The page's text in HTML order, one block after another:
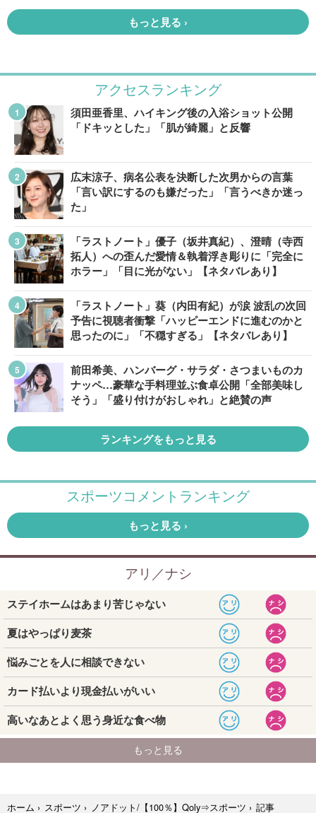
アクセスランキング
須田亜香里、ハイキング後の入浴ショット公開
「ドキッとした」「肌が綺麗」と反響
広末涼子、病名公表を決断した次男からの言葉
「言い訳にするのも嫌だった」「言うべきか迷っ
た」
「ラストノート」優子（坂井真紀）、澄晴（寺西
拓人）への歪んだ愛情＆執着浮き彫りに「完全に
ホラー」「目に光がない」【ネタバレあり】
「ラストノート」葵（内田有紀）が涙 波乱の次回
予告に視聴者衝撃「ハッピーエンドに進むのかと
思ったのに」「不穏すぎる」【ネタバレあり】
前田希美、ハンバーグ・サラダ・さつまいものカ
ナッペ…豪華な手料理並ぶ食卓公開「全部美味し
そう」「盛り付けがおしゃれ」と絶賛の声
ランキングをもっと見る
ホーム › スポーツ › ノアドット/【100％】Qoly⇒スポーツ › 記事